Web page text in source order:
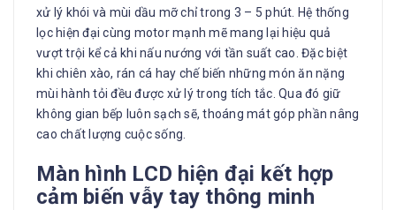
xử lý khói và mùi dầu mỡ chỉ trong 3 – 5 phút. Hệ thống
lọc hiện đại cùng motor mạnh mẽ mang lại hiệu quả
vượt trội kể cả khi nấu nướng với tần suất cao. Đặc biệt
khi chiên xào, rán cá hay chế biến những món ăn nặng
mùi hành tỏi đều được xử lý trong tích tắc. Qua đó giữ
không gian bếp luôn sạch sẽ, thoáng mát góp phần nâng
cao chất lượng cuộc sống.
Màn hình LCD hiện đại kết hợp
cảm biến vẫy tay thông minh